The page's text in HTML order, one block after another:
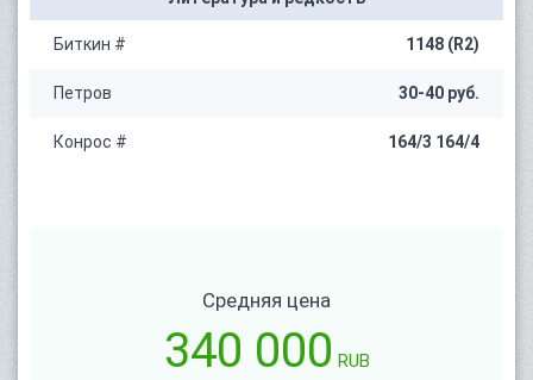
Биткин # 1148 (R2)
Петров 30-40 руб.
Конрос # 164/3 164/4
Средняя цена
340 000 RUB